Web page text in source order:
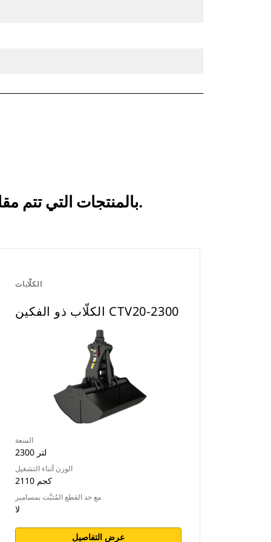
انظر كيف يقارن الكلّاب ذو الفكين CTV20-1900 بالمنتجات التي تتم مقارنتها بشكل متكرر.
الكلّابات
الكلّاب ذو الفكين CTV20-2300
السعة
2300 لتر
الوزن أثناء التشغيل
2110 كجم
مع حد القطع المُثبَّت بمسامير
لا
عرض التفاصيل